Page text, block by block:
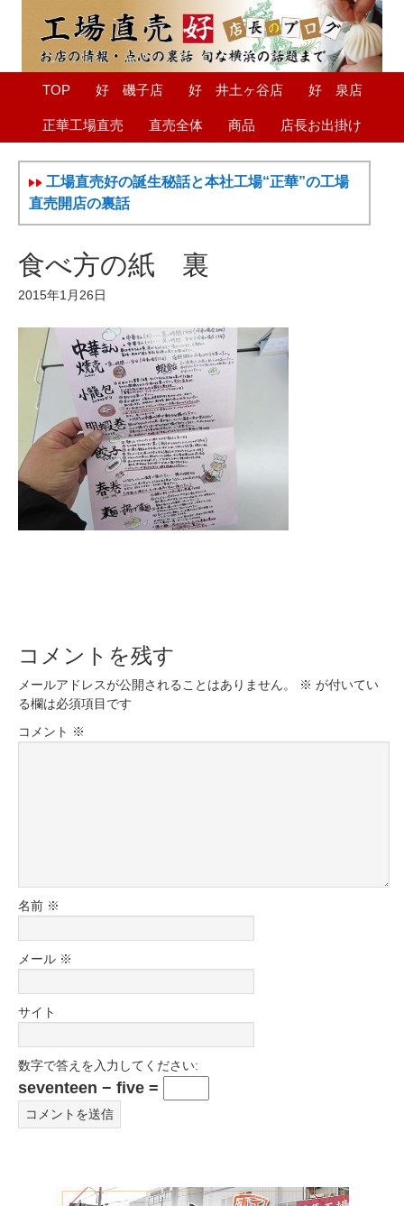
TOP 好 磯子店 好 井土ヶ谷店 好 泉店
正華工場直売 直売全体 商品 店長お出掛け
工場直売好の誕生秘話と本社工場“正華”の工場
直売開店の裏話
食べ方の紙 裏
2015年1月26日
コメントを残す
メールアドレスが公開されることはありません。 ※ が付いてい
る欄は必須項目です
コメント ※
名前 ※
メール ※
サイト
数字で答えを入力してください:
seventeen − five =